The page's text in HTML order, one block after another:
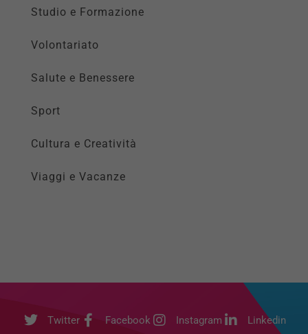
Studio e Formazione
Volontariato
Salute e Benessere
Sport
Cultura e Creatività
Viaggi e Vacanze
Twitter Facebook Instagram
Linkedin